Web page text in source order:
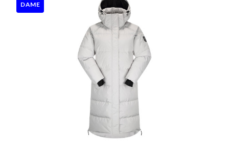
DAME